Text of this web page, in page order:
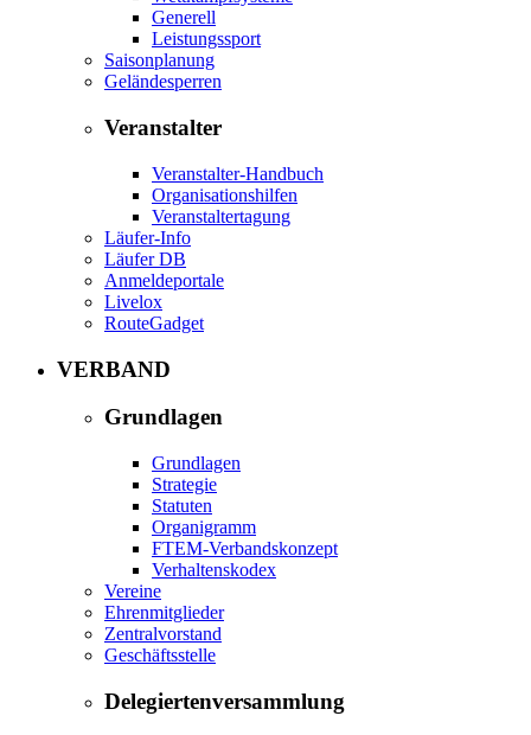
Generell
Leistungssport
Saisonplanung
Geländesperren
Veranstalter
Veranstalter-Handbuch
Organisationshilfen
Veranstaltertagung
Läufer-Info
Läufer DB
Anmeldeportale
Livelox
RouteGadget
VERBAND
Grundlagen
Grundlagen
Strategie
Statuten
Organigramm
FTEM-Verbandskonzept
Verhaltenskodex
Vereine
Ehrenmitglieder
Zentralvorstand
Geschäftsstelle
Delegiertenversammlung